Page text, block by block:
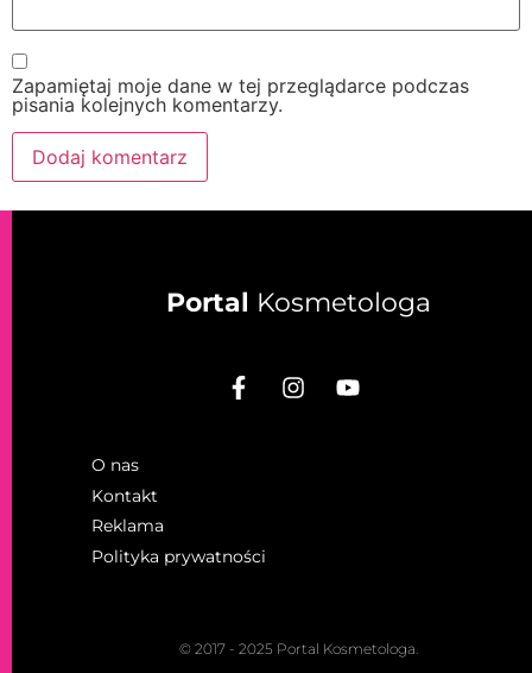
Zapamiętaj moje dane w tej przeglądarce podczas
pisania kolejnych komentarzy.
Portal Kosmetologa
O nas
Kontakt
Reklama
Polityka prywatności
© 2017 - 2025 Portal Kosmetologa.